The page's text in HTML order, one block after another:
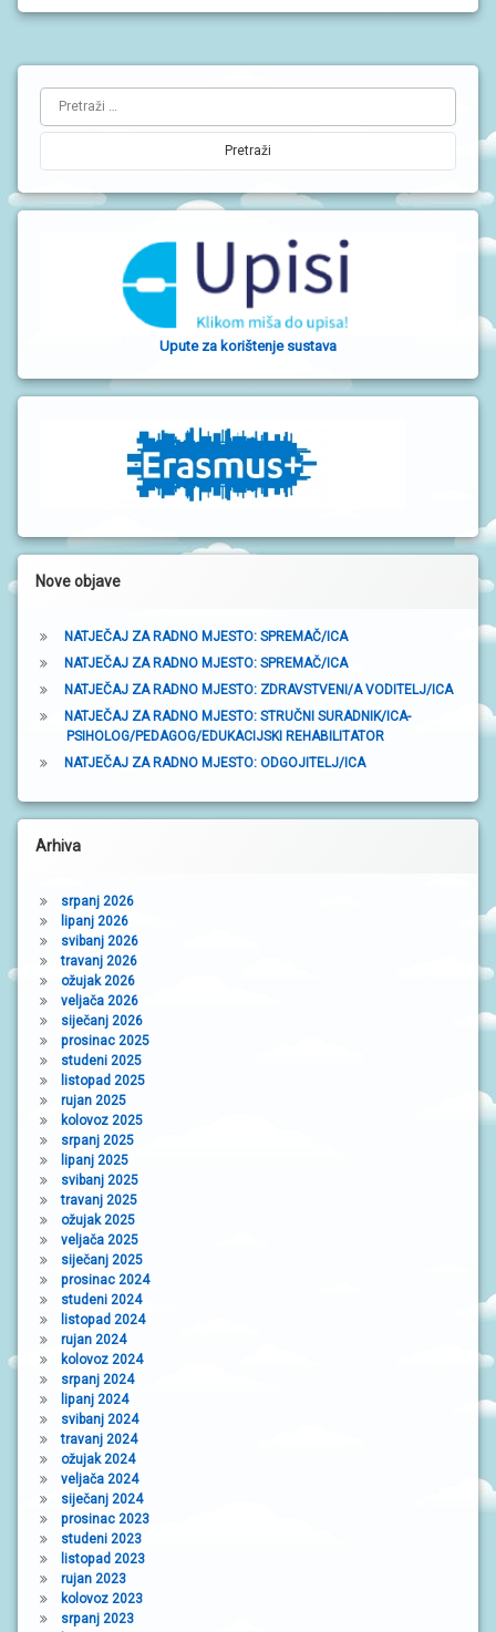
e
v
n
a
k
Pretraži:
Upute za korištenje sustava
Nove objave
NATJEČAJ ZA RADNO MJESTO: SPREMAČ/ICA
NATJEČAJ ZA RADNO MJESTO: SPREMAČ/ICA
NATJEČAJ ZA RADNO MJESTO: ZDRAVSTVENI/A VODITELJ/ICA
NATJEČAJ ZA RADNO MJESTO: STRUČNI SURADNIK/ICA-
PSIHOLOG/PEDAGOG/EDUKACIJSKI REHABILITATOR
NATJEČAJ ZA RADNO MJESTO: ODGOJITELJ/ICA
Arhiva
srpanj 2026
lipanj 2026
svibanj 2026
travanj 2026
ožujak 2026
veljača 2026
siječanj 2026
prosinac 2025
studeni 2025
listopad 2025
rujan 2025
kolovoz 2025
srpanj 2025
lipanj 2025
svibanj 2025
travanj 2025
ožujak 2025
veljača 2025
siječanj 2025
prosinac 2024
studeni 2024
listopad 2024
rujan 2024
kolovoz 2024
srpanj 2024
lipanj 2024
svibanj 2024
travanj 2024
ožujak 2024
veljača 2024
siječanj 2024
prosinac 2023
studeni 2023
listopad 2023
rujan 2023
kolovoz 2023
srpanj 2023